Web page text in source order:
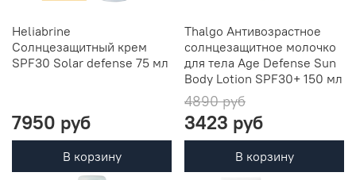
Heliabrine
Солнцезащитный крем
SPF30 Solar defense 75 мл
7950 руб
В корзину
Thalgo Антивозрастное
солнцезащитное молочко
для тела Age Defense Sun
Body Lotion SPF30+ 150 мл
4890 руб
3423 руб
В корзину